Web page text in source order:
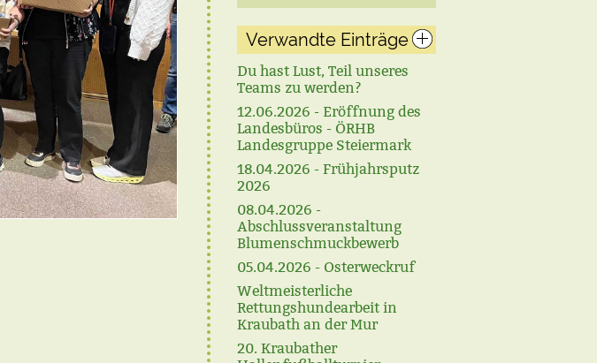
Verwandte Einträge
Du hast Lust, Teil unseres
Teams zu werden?
12.06.2026 - Eröffnung des
Landesbüros - ÖRHB
Landesgruppe Steiermark
18.04.2026 - Frühjahrsputz
2026
08.04.2026 -
Abschlussveranstaltung
Blumenschmuckbewerb
05.04.2026 - Osterweckruf
Weltmeisterliche
Rettungshundearbeit in
Kraubath an der Mur
20. Kraubather